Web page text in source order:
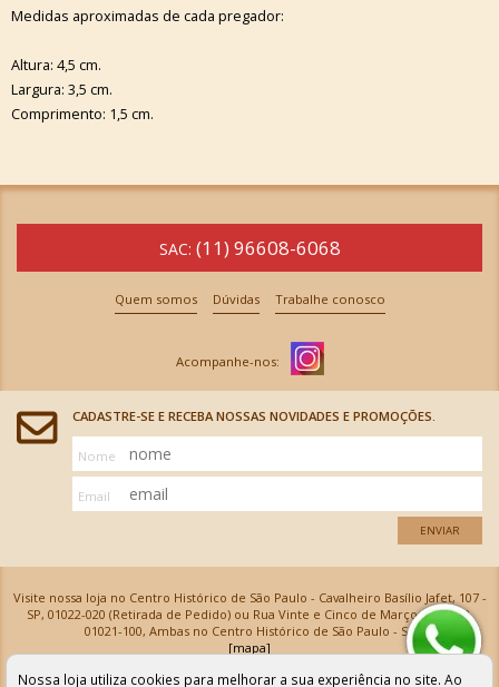
Medidas aproximadas de cada pregador:
Altura: 4,5 cm.
Largura: 3,5 cm.
Comprimento: 1,5 cm.
SAC: (11) 96608-6068
Quem somos Dúvidas Trabalhe conosco
CADASTRE-SE E RECEBA NOSSAS NOVIDADES E PROMOÇÕES.
Nome
Email
ENVIAR
Visite nossa loja no Centro Histórico de São Paulo - Cavalheiro Basílio Jafet, 107 -
SP, 01022-020 (Retirada de Pedido) ou Rua Vinte e Cinco de Março, 576 - SP,
01021-100, Ambas no Centro Histórico de São Paulo - SP
[mapa]
Armarinhos Santa Cecília Ltda | CNPJ: 61.069.639/0001-18
Nossa loja utiliza cookies para melhorar a sua experiência no site. Ao